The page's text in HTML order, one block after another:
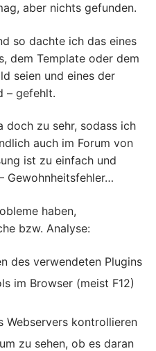
aber nichts gefunden.
so dachte ich das eines
dem Template oder dem
seien und eines der
– gefehlt.
doch zu sehr, sodass ich
auch im Forum von
ist zu einfach und
Gewohnheitsfehler…
haben,
bzw. Analyse:
des verwendeten Plugins
im Browser (meist F12)
Webservers kontrollieren
zu sehen, ob es daran